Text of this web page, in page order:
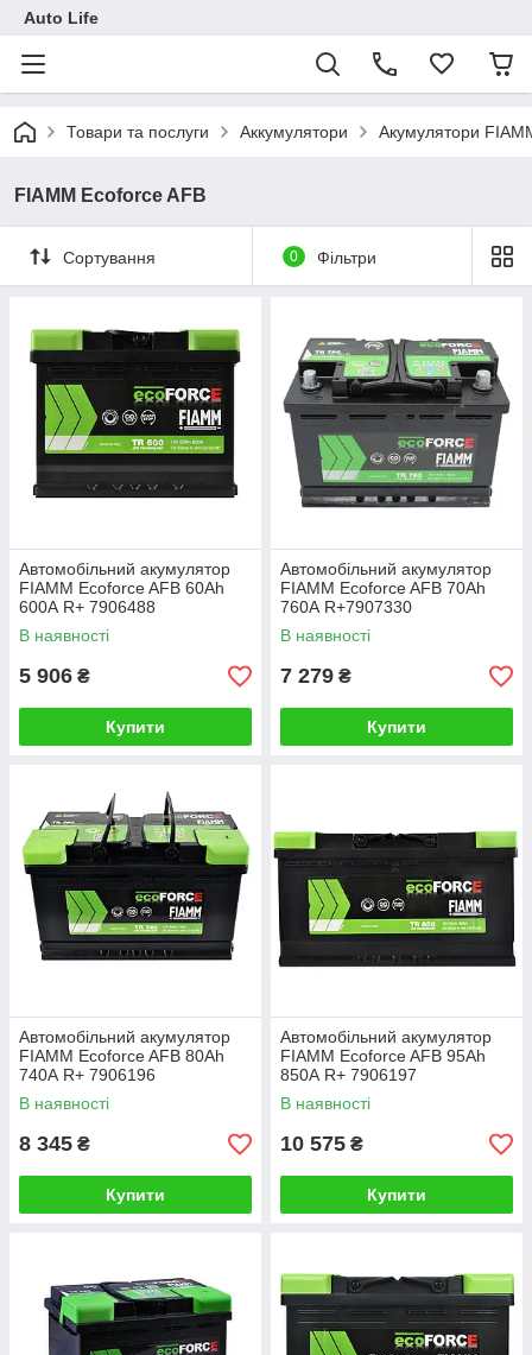
Auto Life
Товари та послуги Аккумулятори Акумулятори
FIAMM Ecoforce AFB
Сортування 0 Фільтри
Автомобільний акумулятор
FIAMM Ecoforce AFB 60Аh
600А R+ 7906488
В наявності
5 906 ₴
Купити
Автомобільний акумулятор
FIAMM Ecoforce AFB 70Аh
760А R+7907330
В наявності
7 279 ₴
Купити
Автомобільний акумулятор
FIAMM Ecoforce AFB 80Аh
740А R+ 7906196
В наявності
8 345 ₴
Купити
Автомобільний акумулятор
FIAMM Ecoforce AFB 95Аh
850А R+ 7906197
В наявності
10 575 ₴
Купити